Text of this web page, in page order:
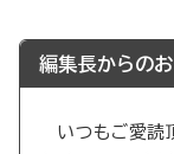
編集長からの
いつもご愛読